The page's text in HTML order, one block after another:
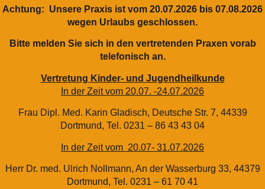
Achtung: Unsere Praxis ist vom 20.07.2026 bis 07.08.2026
wegen Urlaubs geschlossen.
Bitte melden Sie sich in den vertretenden Praxen vorab
telefonisch an.
Vertretung Kinder- und Jugendheilkunde
In der Zeit vom 20.07. -24.07.2026
Frau Dipl. Med. Karin Gladisch, Deutsche Str. 7, 44339
Dortmund, Tel. 0231 – 86 43 43 04
In der Zeit vom 20.07- 31.07.2026
Herr Dr. med. Ulrich Nollmann, An der Wasserburg 33, 44379
Dortmund, Tel. 0231 – 61 70 41